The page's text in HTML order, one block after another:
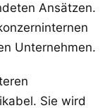
Ansätzen.
Unternehmen.
Sie wird